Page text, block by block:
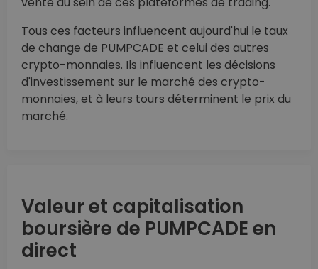
Tous ces facteurs influencent aujourd'hui le taux
de change de PUMPCADE et celui des autres
crypto-monnaies. Ils influencent les décisions
d'investissement sur le marché des crypto-
monnaies, et à leurs tours déterminent le prix du
marché.
Valeur et capitalisation
boursière de PUMPCADE en
direct